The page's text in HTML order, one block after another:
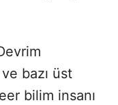
bazı üst
bilim insanı